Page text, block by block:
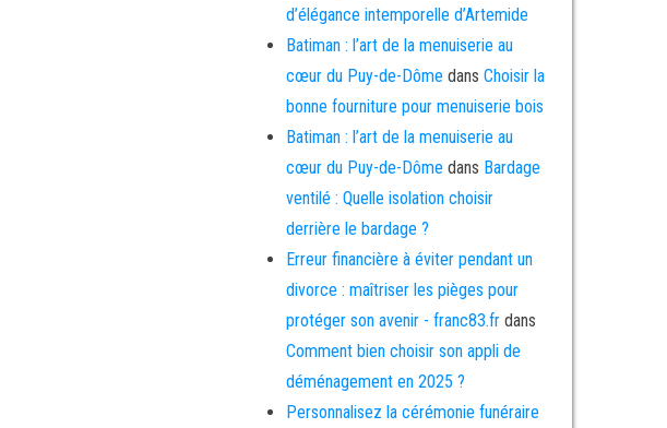
d’élégance intemporelle d’Artemide
Batiman : l’art de la menuiserie au
cœur du Puy-de-Dôme dans Choisir la
bonne fourniture pour menuiserie bois
Batiman : l’art de la menuiserie au
cœur du Puy-de-Dôme dans Bardage
ventilé : Quelle isolation choisir
derrière le bardage ?
Erreur financière à éviter pendant un
divorce : maîtriser les pièges pour
protéger son avenir - franc83.frdans
Comment bien choisir son appli de
déménagement en 2025 ?
Personnalisez la cérémonie funéraire